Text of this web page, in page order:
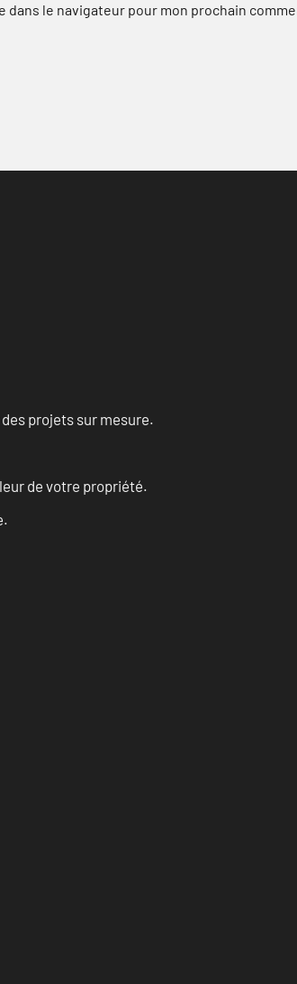
le navigateur pour mon prochain
projets sur mesure.
de votre propriété.